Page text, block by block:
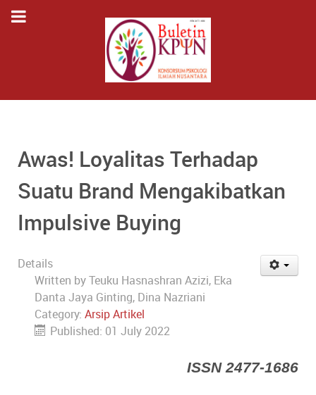
Awas! Loyalitas Terhadap
Suatu Brand Mengakibatkan
Impulsive Buying
Details
Written byTeuku Hasnashran Azizi, Eka
Danta Jaya Ginting, Dina Nazriani
Category: Arsip Artikel
Published: 01 July 2022
ISSN 2477-1686